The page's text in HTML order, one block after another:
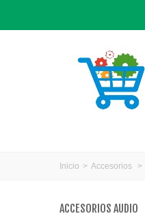
Inicio > Accesorios >
ACCESORIOS AUDIO